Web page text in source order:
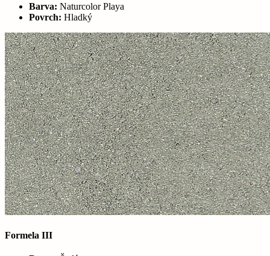
Barva: Naturcolor Playa
Povrch: Hladký
Formela III